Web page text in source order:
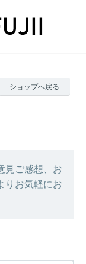
ショップへ戻る
見ご感想、お
りお気軽にお